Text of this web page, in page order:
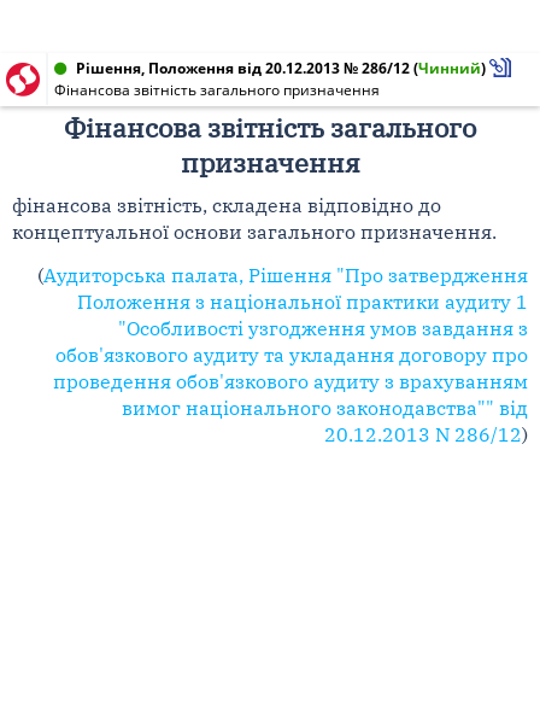
Рішення, Положення від 20.12.2013 № 286/12(Чинний)
Фінансова звітність загального призначення